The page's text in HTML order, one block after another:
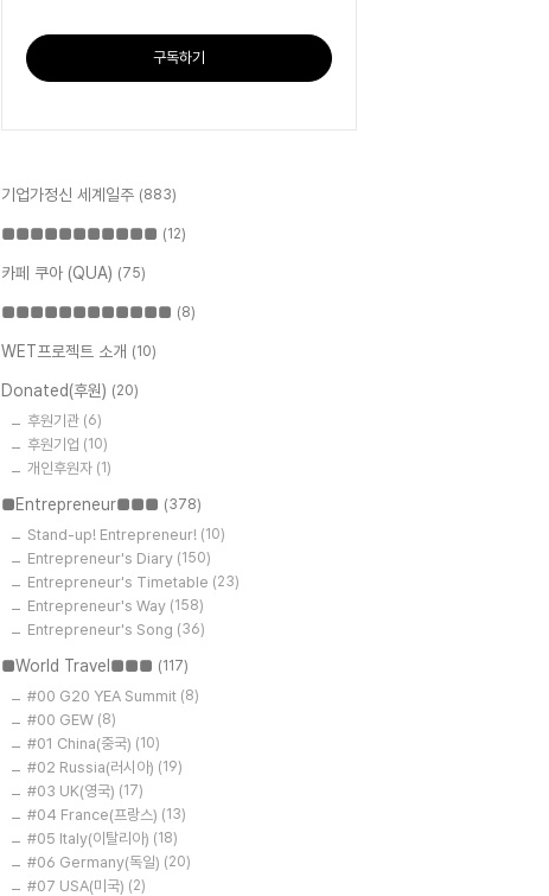
구독하기
기업가정신 세계일주 (883)
■■■■■■■■■■■ (12)
카페 쿠아 (QUA) (75)
■■■■■■■■■■■■ (8)
WET프로젝트 소개 (10)
Donated(후원) (20)
후원기관 (6)
후원기업 (10)
개인후원자 (1)
■Entrepreneur■■■ (378)
Stand-up! Entrepreneur! (10)
Entrepreneur's Diary (150)
Entrepreneur's Timetable (23)
Entrepreneur's Way (158)
Entrepreneur's Song (36)
■World Travel■■■ (117)
#00 G20 YEA Summit (8)
#00 GEW (8)
#01 China(중국) (10)
#02 Russia(러시아) (19)
#03 UK(영국) (17)
#04 France(프랑스) (13)
#05 Italy(이탈리아) (18)
#06 Germany(독일) (20)
#07 USA(미국) (2)